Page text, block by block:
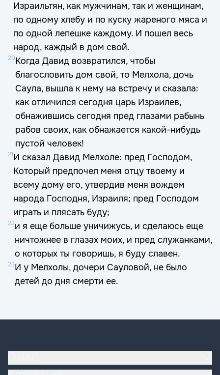
Израильтян, как мужчинам, так и женщинам,
по одному хлебу и по куску жареного мяса и
по одной лепешке каждому. И пошел весь
народ, каждый в дом свой.
20Когда Давид возвратился, чтобы
благословить дом свой, то Мелхола, дочь
Саула, вышла к нему на встречу и сказала:
как отличился сегодня царь Израилев,
обнажившись сегодня пред глазами рабынь
рабов своих, как обнажается какой-нибудь
пустой человек!
21И сказал Давид Мелхоле: пред Господом,
Который предпочел меня отцу твоему и
всему дому его, утвердив меня вождем
народа Господня, Израиля; пред Господом
играть и плясать буду;
22и я еще больше уничижусь, и сделаюсь еще
ничтожнее в глазах моих, и пред служанками,
о которых ты говоришь, я буду славен.
23И у Мелхолы, дочери Сауловой, не было
детей до дня смерти ее.